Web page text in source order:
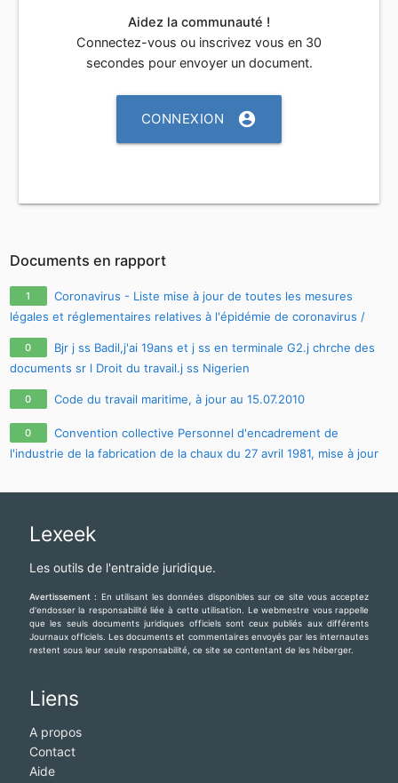
Aidez la communauté !
Connectez-vous ou inscrivez vous en 30
secondes pour envoyer un document.
CONNEXION account_circle
Documents en rapport
1
Coronavirus - Liste mise à jour de toutes les mesures
légales et réglementaires relatives à l'épidémie de coronavirus /
covid-19 / sars-cov-2
0
Bjr j ss Badil,j'ai 19ans et j ss en terminale G2.j chrche des
documents sr l Droit du travail.j ss Nigerien
0 Code du travail maritime, à jour au 15.07.2010
0
Convention collective Personnel d'encadrement de
l'industrie de la fabrication de la chaux du 27 avril 1981, mise à jour
Lexeek
Les outils de l'entraide juridique.
Avertissement : En utilisant les données disponibles sur ce site vous acceptez
d'endosser la responsabilité liée à cette utilisation. Le webmestre vous rappelle
que les seuls documents juridiques officiels sont ceux publiés aux différents
Journaux officiels. Les documents et commentaires envoyés par les internautes
restent sous leur seule responsabilité, ce site se contentant de les héberger.
Liens
A propos
Contact
Aide